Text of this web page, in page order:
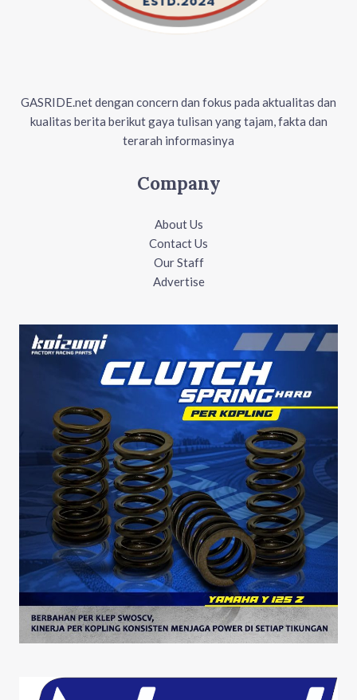
GASRIDE.net dengan concern dan fokus pada aktualitas dan
kualitas berita berikut gaya tulisan yang tajam, fakta dan
terarah informasinya
Company
About Us
Contact Us
Our Staff
Advertise